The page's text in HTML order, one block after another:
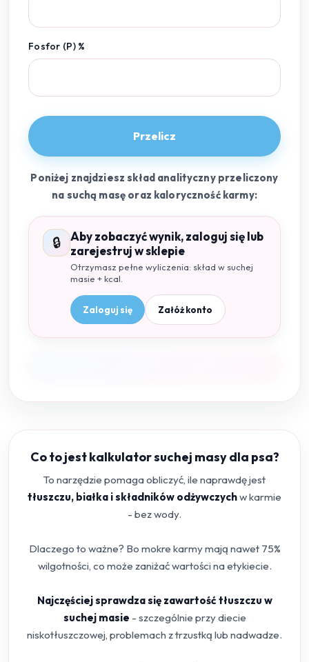
Fosfor (P) %
Przelicz
Poniżej znajdziesz skład analityczny przeliczony
na suchą masę oraz kaloryczność karmy:
🔒
Aby zobaczyć wynik, zaloguj się lub
zarejestruj w sklepie
Otrzymasz pełne wyliczenia: skład w suchej
masie + kcal.
Zaloguj się Załóż konto
Co to jest kalkulator suchej masy dla psa?
To narzędzie pomaga obliczyć, ile naprawdę jest
tłuszczu, białka i składników odżywczychw karmie
- bez wody.
Dlaczego to ważne? Bo mokre karmy mają nawet 75%
wilgotności, co może zaniżać wartości na etykiecie.
Najczęściej sprawdza się zawartość tłuszczu w
suchej masie - szczególnie przy diecie
niskotłuszczowej, problemach z trzustką lub nadwadze.